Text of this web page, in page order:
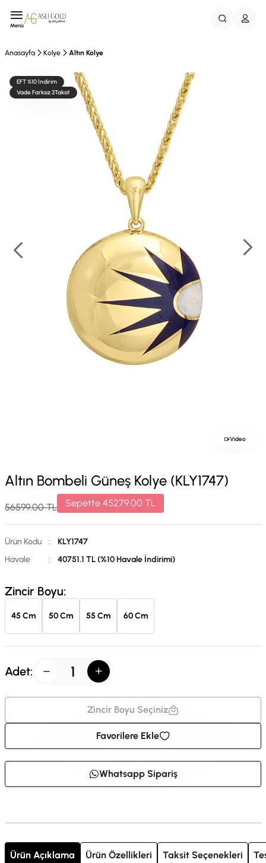
Menü
Anasayfa Kolye Altın Kolye
EFT %10 İndirim
Vade Farksız 3Taksit
Video
Altın Bombeli Güneş Kolye (KLY1747)
56599.00TL Sepette 45279.00 TL
Ürün Kodu :
KLY1747
Havale
: 40751.1 TL (%10 Havale İndirimi)
Zincir Boyu:
45 Cm 50 Cm 55 Cm 60 Cm
Adet:
Zincir Boyu Seçiniz
Favorilere Ekle
Whatsapp Sipariş
Ürün Açıklama Ürün Özellikleri Taksit Seçenekleri